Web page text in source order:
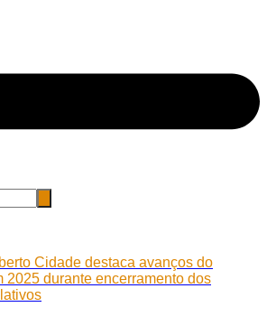
Cidade destaca avanços do
2025 durante encerramento dos